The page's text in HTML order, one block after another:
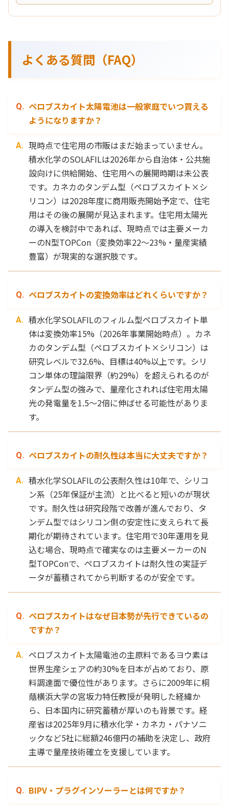
よくある質問（FAQ）
ペロブスカイト太陽電池は一般家庭でいつ買える
ようになりますか？
現時点で住宅用の市販はまだ始まっていません。
積水化学のSOLAFILは2026年から自治体・公共施
設向けに供給開始、住宅用への展開時期は未公表
です。カネカのタンデム型（ペロブスカイト×シ
リコン）は2028年度に商用販売開始予定で、住宅
用はその後の展開が見込まれます。住宅用太陽光
の導入を検討中であれば、現時点では主要メーカ
ーのN型TOPCon（変換効率22〜23%・量産実績
豊富）が現実的な選択肢です。
ペロブスカイトの変換効率はどれくらいですか？
積水化学SOLAFILのフィルム型ペロブスカイト単
体は変換効率15%（2026年事業開始時点）。カネ
カのタンデム型（ペロブスカイト×シリコン）は
研究レベルで32.6%、目標は40%以上です。シリ
コン単体の理論限界（約29%）を超えられるのが
タンデム型の強みで、量産化されれば住宅用太陽
光の発電量を1.5〜2倍に伸ばせる可能性がありま
す。
ペロブスカイトの耐久性は本当に大丈夫ですか？
積水化学SOLAFILの公表耐久性は10年で、シリコ
ン系（25年保証が主流）と比べると短いのが現状
です。耐久性は研究段階で改善が進んでおり、タ
ンデム型ではシリコン側の安定性に支えられて長
期化が期待されています。住宅用で30年運用を見
込む場合、現時点で確実なのは主要メーカーのN
型TOPConで、ペロブスカイトは耐久性の実証デ
ータが蓄積されてから判断するのが安全です。
ペロブスカイトはなぜ日本勢が先行できているの
ですか？
ペロブスカイト太陽電池の主原料であるヨウ素は
世界生産シェアの約30%を日本が占めており、原
料調達面で優位性があります。さらに2009年に桐
蔭横浜大学の宮坂力特任教授が発明した経緯か
ら、日本国内に研究蓄積が厚いのも背景です。経
産省は2025年9月に積水化学・カネカ・パナソニ
ックなど5社に総額246億円の補助を決定し、政府
主導で量産技術確立を支援しています。
BIPV・プラグインソーラーとは何ですか？